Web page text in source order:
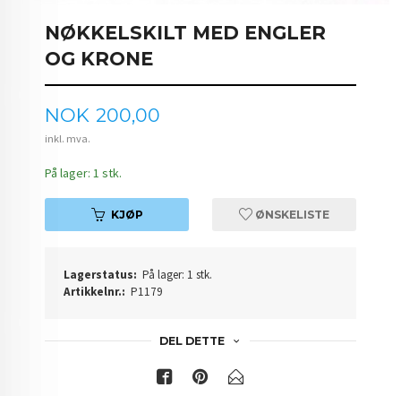
NØKKELSKILT MED ENGLER
OG KRONE
Pris
NOK 200,00
inkl. mva.
På lager: 1 stk.
KJØP ØNSKELISTE
Lagerstatus: På lager: 1 stk.
Artikkelnr.: P1179
DEL DETTE